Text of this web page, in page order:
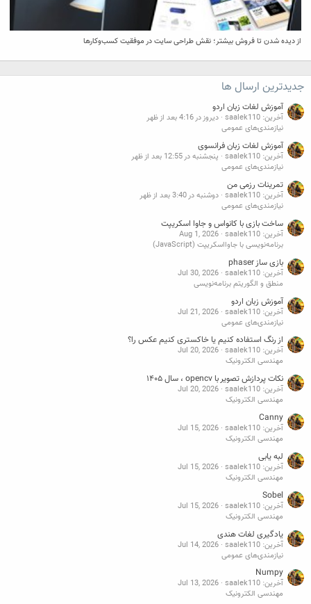
از دیده شدن تا فروش بیشتر؛ نقش طراحی سایت در موفقیت کسب‌وکارها
جدیدترین ارسال ها
آموزش لغات زبان اردو
آخرین: saalek110
دیروز در 4:16 بعد از ظهر
نیازمندی‌های عمومی
آموزش لغات زبان فرانسوی
آخرین: saalek110
پنجشنبه در 12:55 بعد از ظهر
نیازمندی‌های عمومی
تمرینات رزمی من
آخرین: saalek110
دوشنبه در 3:40 بعد از ظهر
نیازمندی‌های عمومی
ساخت بازی با کانواس و جاوا اسکریپت
آخرین: saalek110
Aug 1, 2026
برنامه‌نویسی با جاوااسکریپت (JavaScript)
بازی ساز phaser
آخرین: saalek110
Jul 30, 2026
منطق و الگوریتم برنامه‌نویسی
آموزش زبان اردو
آخرین: saalek110
Jul 21, 2026
نیازمندی‌های عمومی
از رنگ استفاده کنیم یا خاکستری کنیم عکس را؟
آخرین: saalek110
Jul 20, 2026
مهندسی الکترونیک
نکات پردازش تصویر با opencv ، سال ۱۴۰۵
آخرین: saalek110
Jul 20, 2026
مهندسی الکترونیک
Canny
آخرین: saalek110
Jul 15, 2026
مهندسی الکترونیک
لبه یابی
آخرین: saalek110
Jul 15, 2026
مهندسی الکترونیک
Sobel
آخرین: saalek110
Jul 15, 2026
مهندسی الکترونیک
یادگیری لغات هندی
آخرین: saalek110
Jul 14, 2026
نیازمندی‌های عمومی
Numpy
آخرین: saalek110
Jul 13, 2026
مهندسی الکترونیک